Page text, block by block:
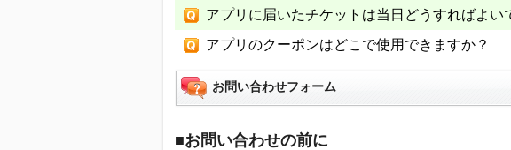
アプリに届いたチケットは当日どうすればよい
アプリのクーポンはどこで使用できますか？
お問い合わせフォーム
■お問い合わせの前に